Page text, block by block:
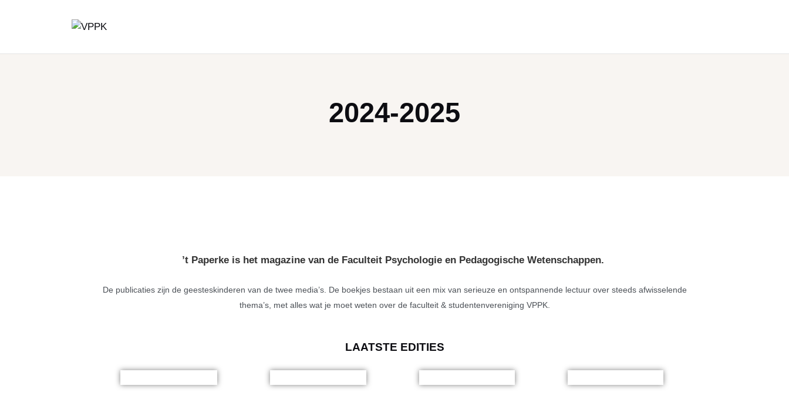
2024-2025
’t Paperke is het magazine van de Faculteit Psychologie en Pedagogische Wetenschappen.
De publicaties zijn de geesteskinderen van de twee media’s. De boekjes bestaan uit een mix van serieuze en ontspannende lectuur over steeds afwisselende
thema’s, met alles wat je moet weten over de faculteit & studentenvereniging VPPK.
LAATSTE EDITIES